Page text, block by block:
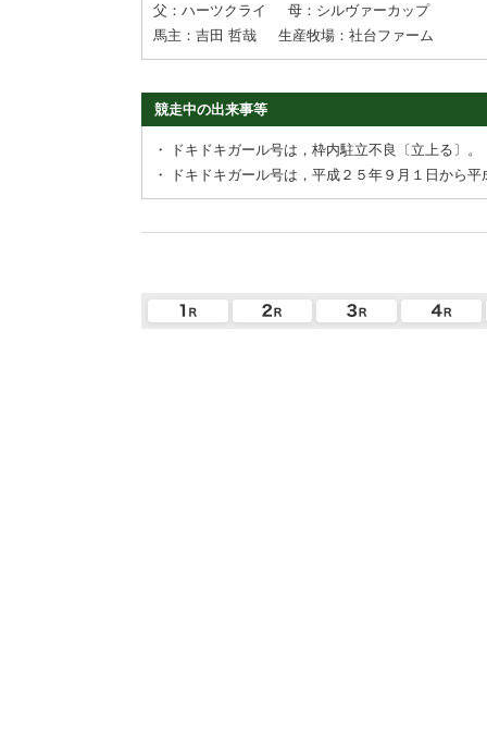
父：ハーツクライ
母：シルヴァーカップ
馬主：吉田 哲哉
生産牧場：社台ファーム
競走中の出来事等
・
ドキドキガール号は，枠内駐立不良〔立上る〕。
・
ドキドキガール号は，平成２５年９月１日から